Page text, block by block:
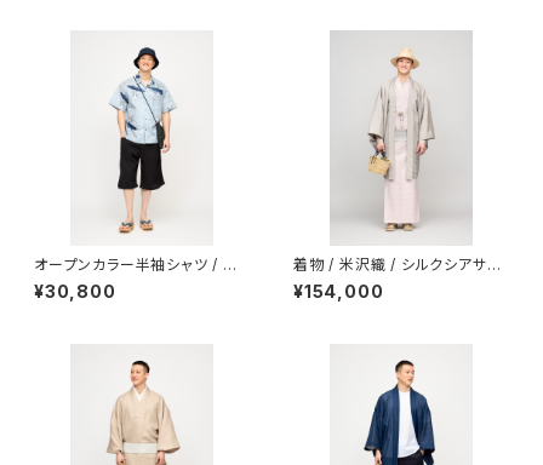
オープンカラー半袖シャツ / 型
染め / 伊藤若冲 / 鯨 / LIGHT
BLUE
¥30,800
着物 / 米沢織 / シルクシアサッ
カー / 平織サテン / ASH PINK
（With tailoring）
¥154,000